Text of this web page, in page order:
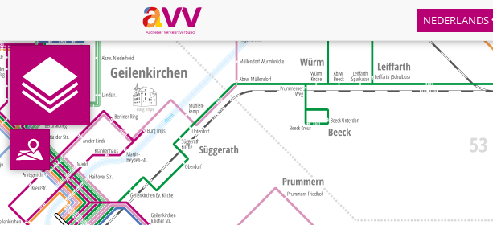
NEDERLANDS